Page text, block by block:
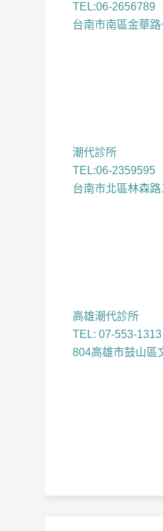
TEL:06-2656789
台南市南區金華
潮代診所
TEL:06-2359595
台南市北區林森
高雄潮代診所
TEL: 07-553-1313
804高雄市鼓山區